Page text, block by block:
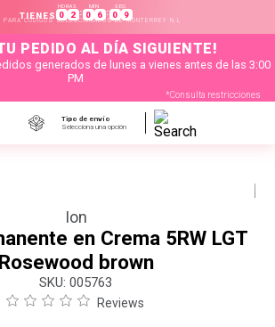
TIENES
HORAS
0 2 :
MIN
0 6 :
SEG
0 9
PARA CÓDIGOS SELECCIONADOS DE MONTERREY N.L
PEDIDO AL DÍA SIGUIENTE!
generados de lunes a vienes antes de las 3:00
PM
*Consulta restricciones
Tipo de envío
Selecciona una opción
Ion
en Crema 5RW LGT
Rosewood brown
: 005763
Reviews